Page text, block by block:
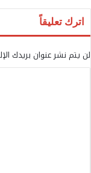
اترك تعليقاً
لن يتم نشر عنوان بريدك